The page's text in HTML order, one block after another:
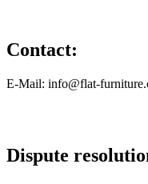
Contact:
E-Mail: info@flat-
Dispute